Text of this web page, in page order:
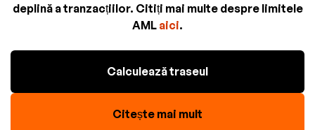
deplină a tranzacțiilor. Citiți mai multe despre limitele
AML aici.
Calculează traseul
Citește mai mult